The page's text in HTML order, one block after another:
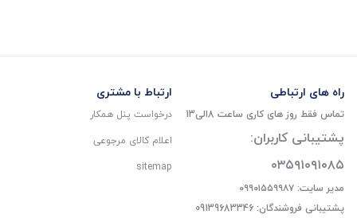
راه های ارتباطی
تماس فقط روز های کاری ساعت 8الی13
پشتیبانی کاربران:
۰۳۵۹۱۰۹۱۰۸۵
مدیر سایت: ۰۹۹۰۱۵۵۹۹۸۷
پشتیبانی فروشندگان: 09139683346
ارتباط با مشتری
درخواست پنل همکار
اعلام کالای مرجوعی
sitemap